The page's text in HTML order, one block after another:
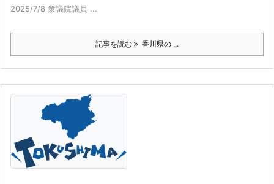
2025/7/8 衆議院議員 ...
記事を読む 香川県の ...